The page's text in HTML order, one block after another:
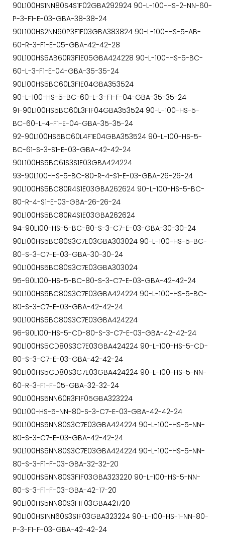
90L100HS1NN80S4S1F02GBA292924 90-L-100-HS-2-NN-60-
P-3-F1-E-03-GBA-38-38-24
90L100HS2NN60P3F1E03GBA383824 90-L-100-HS-5-AB-
60-R-3-F1-E-05-GBA-42-42-28
90L100HS5AB60R3F1E05GBA424228 90-L-100-HS-5-BC-
60-L-3-F1-E-04-GBA-35-35-24
90L100HS5BC60L3F1E04GBA353524
90-L-100-HS-5-BC-60-L-3-F1-F-04-GBA-35-35-24
91-90L100HS5BC60L3F1F04GBA353524 90-L-100-HS-5-
BC-60-L-4-F1-E-04-GBA-35-35-24
92-90L100HS5BC60L4F1E04GBA353524 90-L-100-HS-5-
BC-61-S-3-S1-E-03-GBA-42-42-24
90L100HS5BC61S3S1E03GBA424224
93-90L100-HS-5-BC-80-R-4-S1-E-03-GBA-26-26-24
90L100HS5BC80R4S1E03GBA262624 90-L-100-HS-5-BC-
80-R-4-S1-E-03-GBA-26-26-24
90L100HS5BC80R4S1E03GBA262624
94-90L100-HS-5-BC-80-S-3-C7-E-03-GBA-30-30-24
90L100HS5BC80S3C7E03GBA303024 90-L-100-HS-5-BC-
80-S-3-C7-E-03-GBA-30-30-24
90L100HS5BC80S3C7E03GBA303024
95-90L100-HS-5-BC-80-S-3-C7-E-03-GBA-42-42-24
90L100HS5BC80S3C7E03GBA424224 90-L-100-HS-5-BC-
80-S-3-C7-E-03-GBA-42-42-24
90L100HS5BC80S3C7E03GBA424224
96-90L100-HS-5-CD-80-S-3-C7-E-03-GBA-42-42-24
90L100HS5CD80S3C7E03GBA424224 90-L-100-HS-5-CD-
80-S-3-C7-E-03-GBA-42-42-24
90L100HS5CD80S3C7E03GBA424224 90-L-100-HS-5-NN-
60-R-3-F1-F-05-GBA-32-32-24
90L100HS5NN60R3F1F05GBA323224
90L100-HS-5-NN-80-S-3-C7-E-03-GBA-42-42-24
90L100HS5NN80S3C7E03GBA424224 90-L-100-HS-5-NN-
80-S-3-C7-E-03-GBA-42-42-24
90L100HS5NN80S3C7E03GBA424224 90-L-100-HS-5-NN-
80-S-3-F1-F-03-GBA-32-32-20
90L100HS5NN80S3F1F03GBA323220 90-L-100-HS-5-NN-
80-S-3-F1-F-03-GBA-42-17-20
90L100HS5NN80S3F1F03GBA421720
90L100HS1NN60S3S1F03GBA323224 90-L-100-HS-1-NN-80-
P-3-F1-F-03-GBA-42-42-24